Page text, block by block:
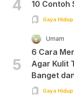
4 10 Contoh
Gaya Hidup
5
Umam
6 Cara
Agar Kulit
Banget
Gaya Hidup